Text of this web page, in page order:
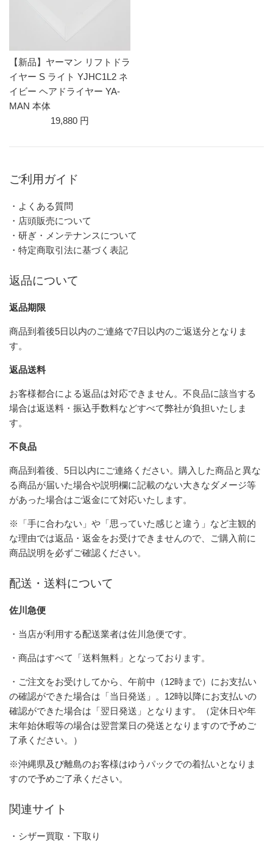
【新品】ヤーマン リフトドラ
イヤー S ライト YJHC1L2 ネ
イビー ヘアドライヤー YA-
MAN 本体
19,880 円
ご利用ガイド
・よくある質問
・店頭販売について
・研ぎ・メンテナンスについて
・特定商取引法に基づく表記
返品について
返品期限
商品到着後5日以内のご連絡で7日以内のご返送分となりま
す。
返品送料
お客様都合による返品は対応できません。不良品に該当する
場合は返送料・振込手数料などすべて弊社が負担いたしま
す。
不良品
商品到着後、5日以内にご連絡ください。購入した商品と異な
る商品が届いた場合や説明欄に記載のない大きなダメージ等
があった場合はご返金にて対応いたします。
※「手に合わない」や「思っていた感じと違う」など主観的
な理由では返品・返金をお受けできませんので、ご購入前に
商品説明を必ずご確認ください。
配送・送料について
佐川急便
・当店が利用する配送業者は佐川急便です。
・商品はすべて「送料無料」となっております。
・ご注文をお受けしてから、午前中（12時まで）にお支払い
の確認ができた場合は「当日発送」。12時以降にお支払いの
確認ができた場合は「翌日発送」となります。（定休日や年
末年始休暇等の場合は翌営業日の発送となりますので予めご
了承ください。）
※沖縄県及び離島のお客様はゆうパックでの着払いとなりま
すので予めご了承ください。
関連サイト
・シザー買取・下取り